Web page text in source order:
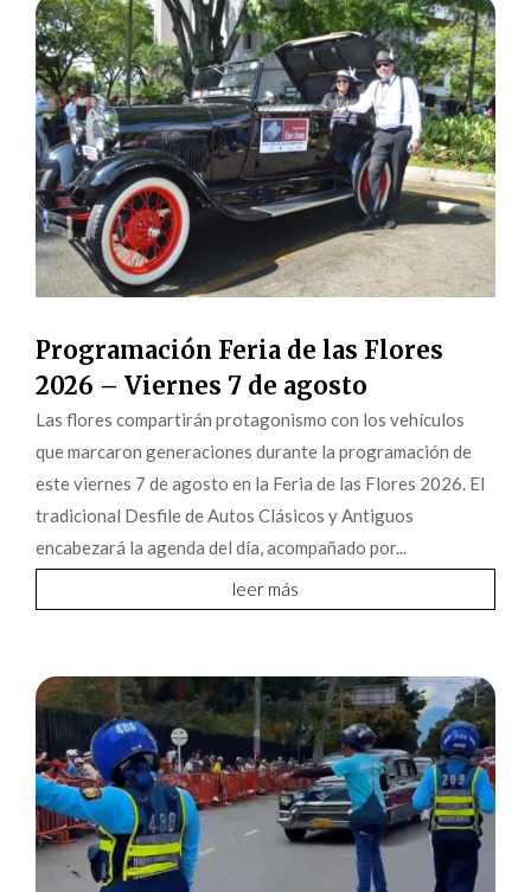
Programación Feria de las Flores
2026 – Viernes 7 de agosto
Las flores compartirán protagonismo con los vehículos
que marcaron generaciones durante la programación de
este viernes 7 de agosto en la Feria de las Flores 2026. El
tradicional Desfile de Autos Clásicos y Antiguos
encabezará la agenda del día, acompañado por...
leer más